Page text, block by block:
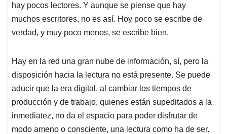
hay pocos lectores. Y aunque se piense que hay
muchos escritores, no es así. Hoy poco se escribe de
verdad, y muy poco menos, se escribe bien.
Hay en la red una gran nube de información, sí, pero la
disposición hacia la lectura no está presente. Se puede
aducir que la era digital, al cambiar los tiempos de
producción y de trabajo, quienes están supeditados a la
inmediatez, no da el espacio para poder disfrutar de
modo ameno o consciente, una lectura como ha de ser.